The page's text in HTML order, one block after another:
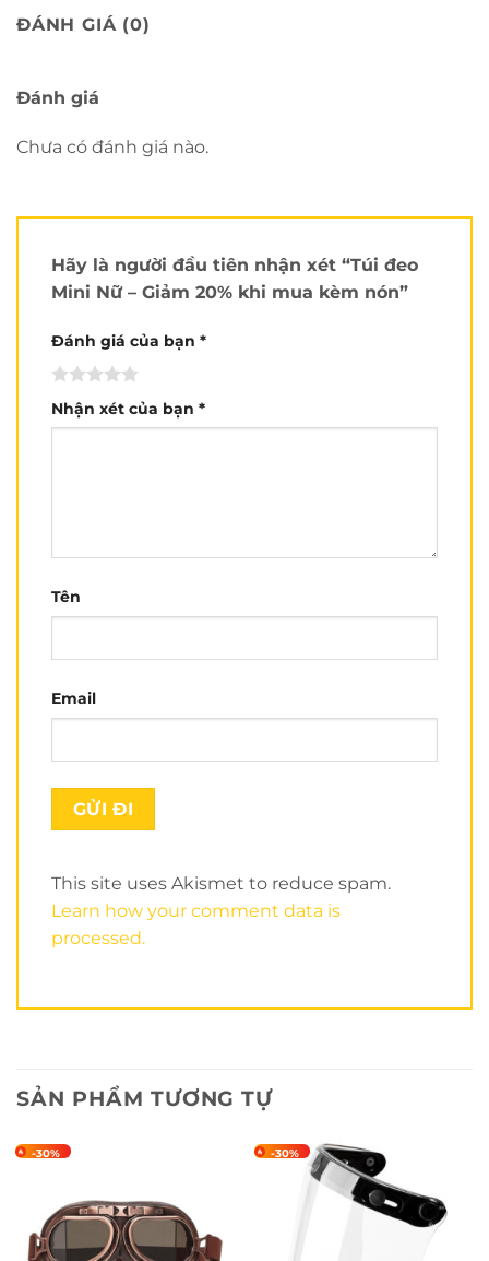
CN1: 80A Vườn Lài, Tân Phú
CN2:150A Hồ Bá Kiện, Q.10
SĐT: 0932 005 335
SR ROYAL:357 Quang Trung, Gò Vấp
SĐT: 0931 142 442
ĐÁNH GIÁ (0)
Đánh giá
Chưa có đánh giá nào.
Hãy là người đầu tiên nhận xét “Túi đeo
Mini Nữ – Giảm 20% khi mua kèm nón”
Đánh giá của bạn *
Nhận xét của bạn *
Tên
Email
This site uses Akismet to reduce spam.
Learn how your comment data is
processed.
SẢN PHẨM TƯƠNG TỰ
-30% -30%